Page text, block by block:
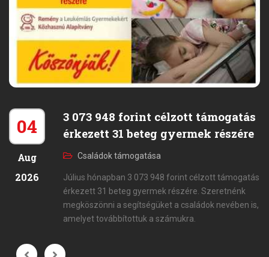
04
Aug
2026
3 073 948 forint célzott támogatás
érkezett 31 beteg gyermek részére
Családok támogatása
Július hónapban 3 073 948 forint célzott támogatás
érkezett 31 beteg gyermek részére. Szeretnénk
megköszönni a segítségüket a családok nevében is,
amelyet továbbítottuk a számukra.